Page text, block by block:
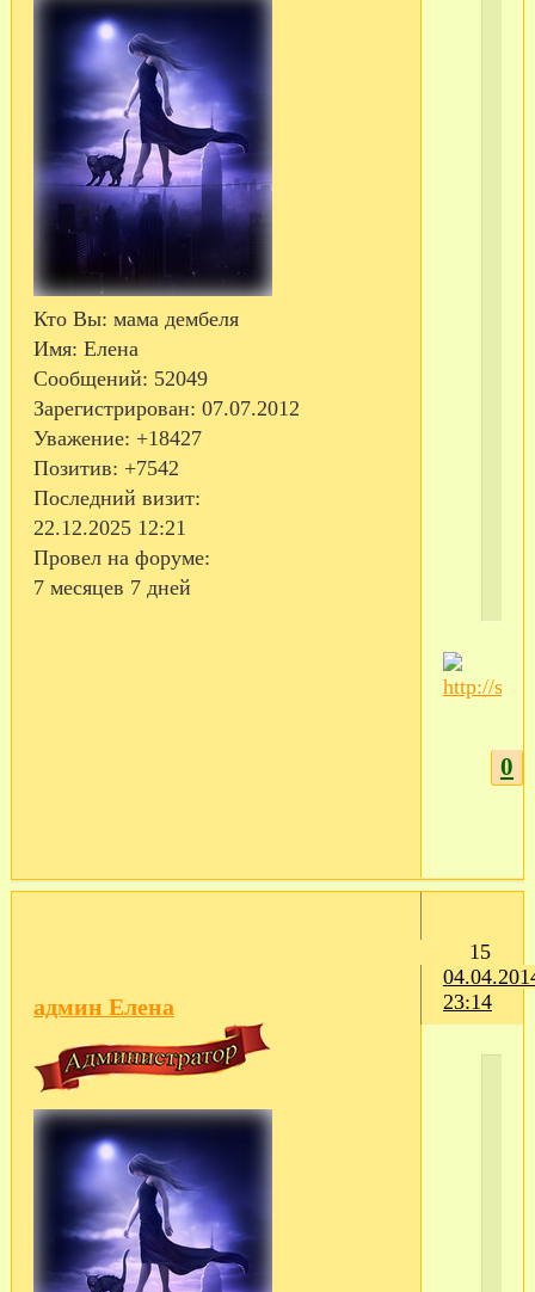
Кто Вы: мама дембеля
Имя: Елена
Сообщений: 52049
Зарегистрирован: 07.07.2012
Уважение: +18427
Позитив: +7542
Последний визит:
22.12.2025 12:21
Провел на форуме:
7 месяцев 7 дней
0
15
23:14
админ Елена